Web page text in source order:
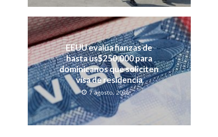
EEUU evalúa fianzas de
hasta us$250,000 para
dominicanos que soliciten
visa de residencia
7 agosto, 2026